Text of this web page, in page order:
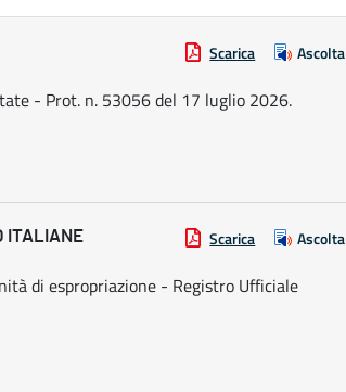
Scarica Ascolta
- Prot. n. 53056 del 17 luglio 2026.
ITALIANE Scarica Ascolta
di espropriazione - Registro Ufficiale